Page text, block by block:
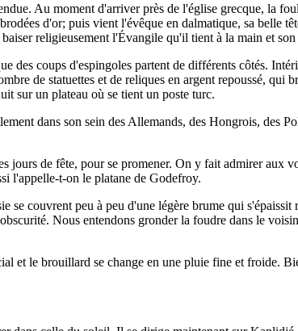
Au moment d'arriver près de l'église grecque, la
d'or; puis vient l'évêque en dalmatique, sa belle
religieusement l'Évangile qu'il tient à la main et
des coups d'espingoles partent de différents côtés.
de statuettes et de reliques en argent repoussé, qui
sur un plateau où se tient un poste turc.
dans son sein des Allemands, des Hongrois, des
de fête, pour se promener. On y fait admirer aux
l'appelle-t-on le platane de Godefroy.
couvrent peu à peu d'une légère brume qui
Nous entendons gronder la foudre dans le
et le brouillard se change en une pluie fine et froide.